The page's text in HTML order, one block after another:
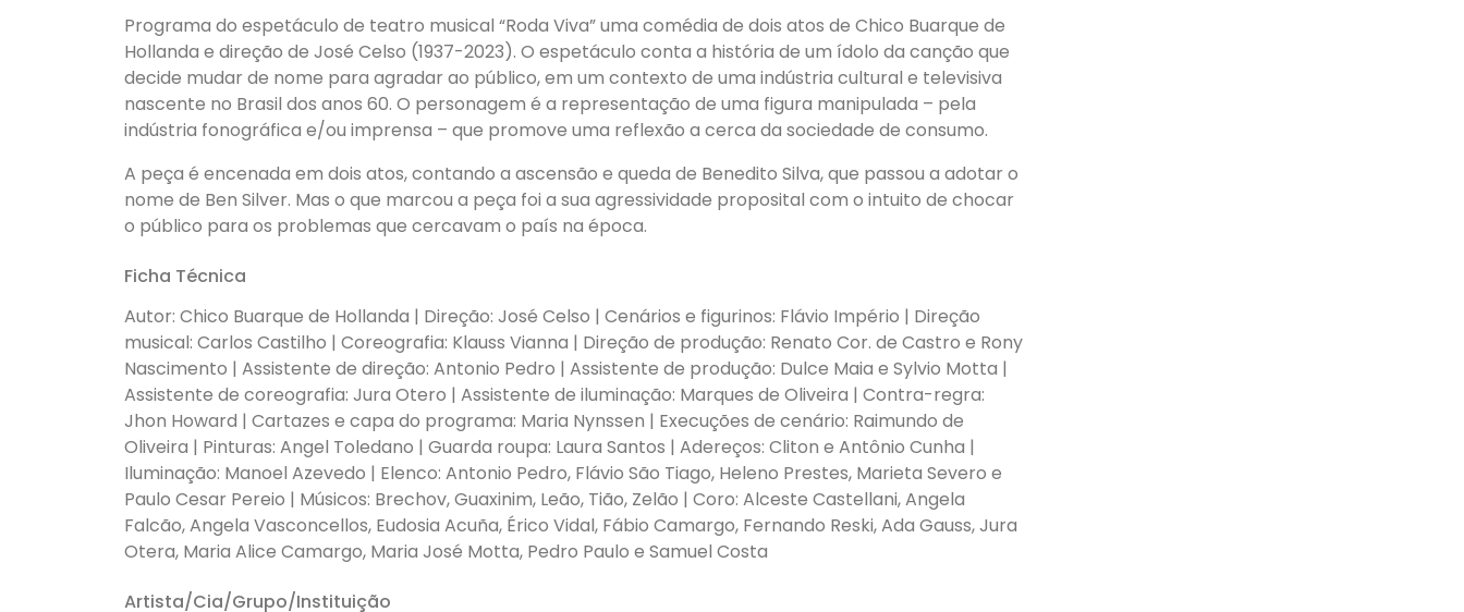
Programa do espetáculo de teatro musical “Roda Viva” uma comédia de dois atos de Chico Buarque de
Hollanda e direção de José Celso (1937-2023). O espetáculo conta a história de um ídolo da canção que
decide mudar de nome para agradar ao público, em um contexto de uma indústria cultural e televisiva
nascente no Brasil dos anos 60. O personagem é a representação de uma figura manipulada – pela
indústria fonográfica e/ou imprensa – que promove uma reflexão a cerca da sociedade de consumo.
A peça é encenada em dois atos, contando a ascensão e queda de Benedito Silva, que passou a adotar o
nome de Ben Silver. Mas o que marcou a peça foi a sua agressividade proposital com o intuito de chocar
o público para os problemas que cercavam o país na época.
Ficha Técnica
Autor: Chico Buarque de Hollanda | Direção: José Celso | Cenários e figurinos: Flávio Império | Direção
musical: Carlos Castilho | Coreografia: Klauss Vianna | Direção de produção: Renato Cor. de Castro e Rony
Nascimento | Assistente de direção: Antonio Pedro | Assistente de produção: Dulce Maia e Sylvio Motta |
Assistente de coreografia: Jura Otero | Assistente de iluminação: Marques de Oliveira | Contra-regra:
Jhon Howard | Cartazes e capa do programa: Maria Nynssen | Execuções de cenário: Raimundo de
Oliveira | Pinturas: Angel Toledano | Guarda roupa: Laura Santos | Adereços: Cliton e Antônio Cunha |
Iluminação: Manoel Azevedo | Elenco: Antonio Pedro, Flávio São Tiago, Heleno Prestes, Marieta Severo e
Paulo Cesar Pereio | Músicos: Brechov, Guaxinim, Leão, Tião, Zelão | Coro: Alceste Castellani, Angela
Falcão, Angela Vasconcellos, Eudosia Acuña, Érico Vidal, Fábio Camargo, Fernando Reski, Ada Gauss, Jura
Otera, Maria Alice Camargo, Maria José Motta, Pedro Paulo e Samuel Costa
Artista/Cia/Grupo/Instituição